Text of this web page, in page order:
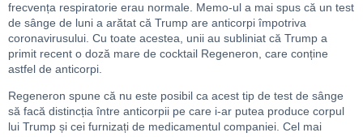
frecvența respiratorie erau normale. Memo-ul a mai spus că un test
de sânge de luni a arătat că Trump are anticorpi împotriva
coronavirusului. Cu toate acestea, unii au subliniat că Trump a
primit recent o doză mare de cocktail Regeneron, care conține
astfel de anticorpi.
Regeneron spune că nu este posibil ca acest tip de test de sânge
să facă distincția între anticorpii pe care i-ar putea produce corpul
lui Trump și cei furnizați de medicamentul companiei. Cel mai